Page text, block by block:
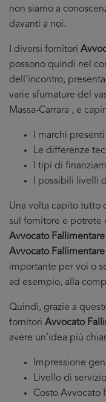
non siamo a
davanti a noi.
I diversi fornitori
possono quindi nel
dell’incontro,
varie sfumature del
Massa-Carrara , e
I marchi
Le differenze
I tipi di
I possibili livelli
Una volta capito tutto
sul fornitore e potrete
Avvocato Fallimentare
Avvocato Fallimentare
importante per voi o
ad esempio, alla
Quindi, grazie a
fornitori Avvocato
avere un’idea più
Impressione
Livello di servizio
Costo Avvocato